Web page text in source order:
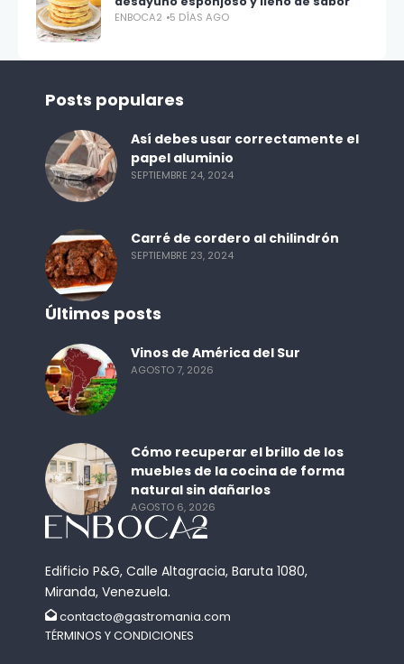
ENBOCA2 5 DÍAS AGO
Edificio P&G, Calle Altagracia, Baruta 1080,
Miranda, Venezuela.
contacto@gastromania.com
TÉRMINOS Y CONDICIONES
Posts populares
Así debes usar correctamente el
papel aluminio
SEPTIEMBRE 24, 2024
Carré de cordero al chilindrón
SEPTIEMBRE 23, 2024
Últimos posts
Vinos de América del Sur
AGOSTO 7, 2026
Cómo recuperar el brillo de los
muebles de la cocina de forma
natural sin dañarlos
AGOSTO 6, 2026